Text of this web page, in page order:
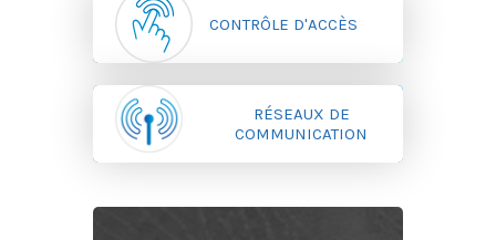
CONTRÔLE D'ACCÈS
RÉSEAUX DE
COMMUNICATION